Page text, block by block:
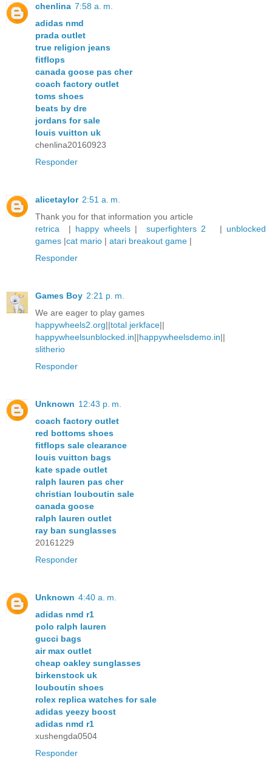
chenlina 7:58 a. m.
adidas nmd
prada outlet
true religion jeans
fitflops
canada goose pas cher
coach factory outlet
toms shoes
beats by dre
jordans for sale
louis vuitton uk
chenlina20160923
Responder
alicetaylor 2:51 a. m.
Thank you for that information you article
retrica | happy wheels| superfighters 2 | unblocked
games |cat mario | atari breakout game |
Responder
Games Boy 2:21 p. m.
We are eager to play games
happywheels2.org||total jerkface||
happywheelsunblocked.in||happywheelsdemo.in||
slitherio
Responder
Unknown 12:43 p. m.
coach factory outlet
red bottoms shoes
fitflops sale clearance
louis vuitton bags
kate spade outlet
ralph lauren pas cher
christian louboutin sale
canada goose
ralph lauren outlet
ray ban sunglasses
20161229
Responder
Unknown 4:40 a. m.
adidas nmd r1
polo ralph lauren
gucci bags
air max outlet
cheap oakley sunglasses
birkenstock uk
louboutin shoes
rolex replica watches for sale
adidas yeezy boost
adidas nmd r1
xushengda0504
Responder